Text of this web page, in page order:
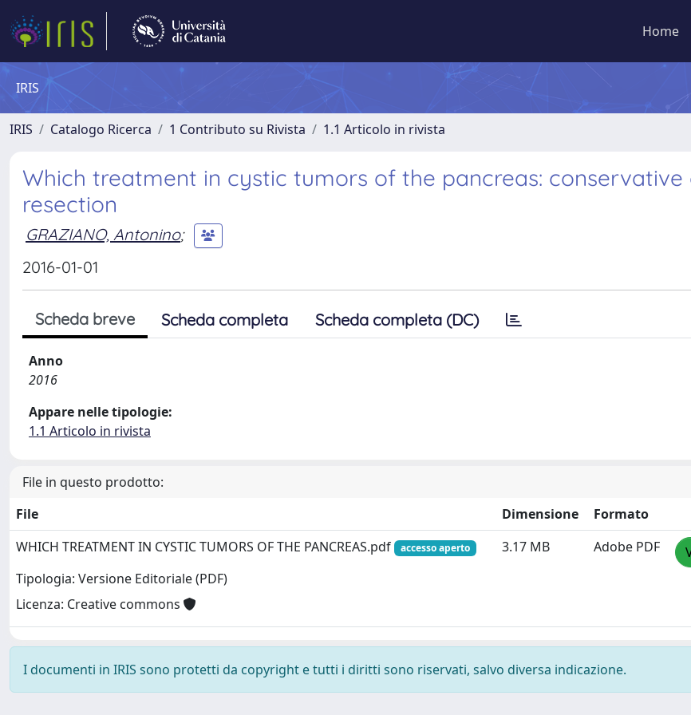
Home
IRIS
IRIS Catalogo Ricerca 1 Contributo su Rivista 1.1 Articolo in rivista
Which treatment in cystic tumors of the pancreas: conservative
resection
GRAZIANO, Antonino;
2016-01-01
Scheda breve Scheda completa Scheda completa (DC)
Anno
2016
Appare nelle tipologie:
1.1 Articolo in rivista
File in questo prodotto:
File
Dimensione
Formato
WHICH TREATMENT IN CYSTIC TUMORS OF THE PANCREAS.pdf
accesso aperto
Tipologia: Versione Editoriale (PDF)
Licenza: Creative commons
3.17 MB Adobe PDF
I documenti in IRIS sono protetti da copyright e tutti i diritti sono riservati, salvo diversa indicazione.